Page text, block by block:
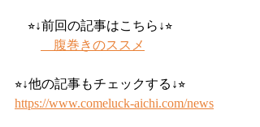
⭐︎↓前回の記事はこちら↓⭐︎
腹巻きのススメ
⭐︎↓他の記事もチェックする↓⭐︎
https://www.comeluck-aichi.com/news